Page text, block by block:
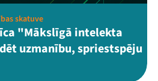
skatuve
"Mākslīgā intelekta
uzmanību, spriestspēju